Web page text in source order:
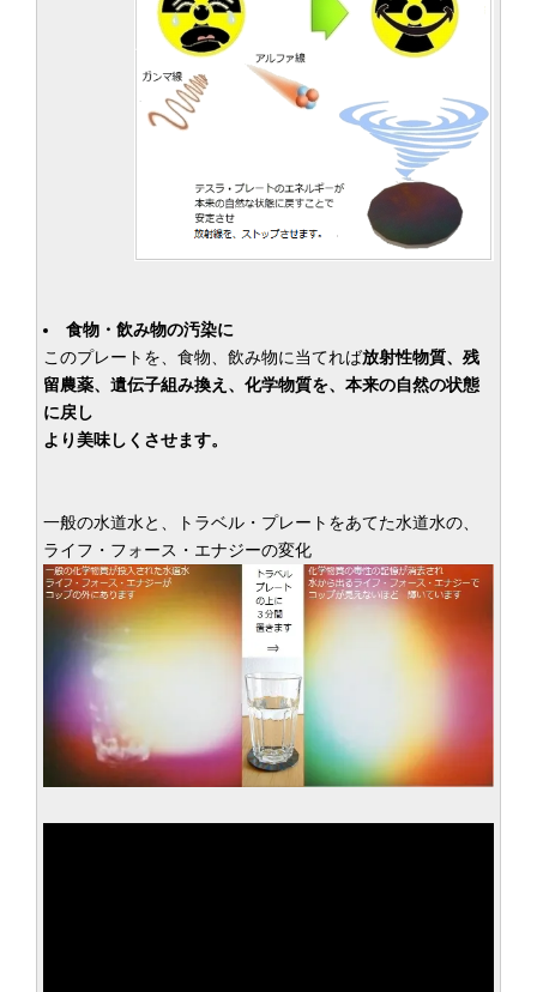
食物・飲み物の汚染に
このプレートを、食物、飲み物に当てれば放射性物質、残
留農薬、遺伝子組み換え、化学物質を、本来の自然の状態
に戻し
より美味しくさせます。
一般の水道水と、トラベル・プレートをあてた水道水の、
ライフ・フォース・エナジーの変化